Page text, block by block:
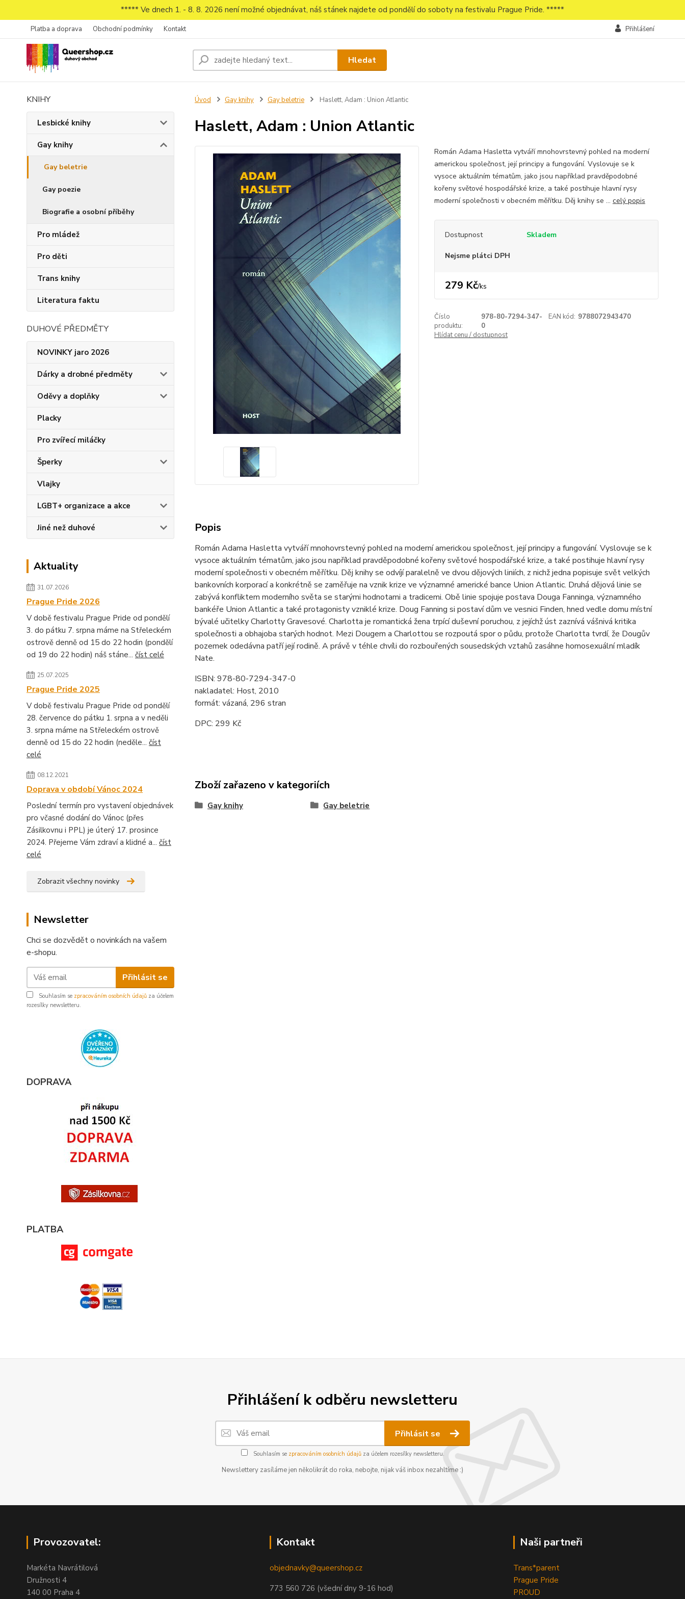
***** Ve dnech 1. - 8. 8. 2026 není možné objednávat, náš stánek najdete od pondělí do soboty na festivalu Prague Pride. *****
Platba a doprava Obchodní podmínky Kontakt Přihlášení
Hledat
KNIHY
Lesbické knihy
Gay knihy
Gay beletrie
Gay poezie
Biografie a osobní příběhy
Pro mládež
Pro děti
Trans knihy
Literatura faktu
DUHOVÉ PŘEDMĚTY
NOVINKY jaro 2026
Dárky a drobné předměty
Oděvy a doplňky
Placky
Pro zvířecí miláčky
Šperky
Vlajky
LGBT+ organizace a akce
Jiné než duhové
Aktuality
31.07.2026
Prague Pride 2026
V době festivalu Prague Pride od pondělí
3. do pátku 7. srpna máme na Střeleckém
ostrově denně od 15 do 22 hodin (pondělí
od 19 do 22 hodin) náš stáne... číst celé
25.07.2025
Prague Pride 2025
V době festivalu Prague Pride od pondělí
28. července do pátku 1. srpna a v neděli
3. srpna máme na Střeleckém ostrově
denně od 15 do 22 hodin (neděle... číst
celé
08.12.2021
Doprava v období Vánoc 2024
Poslední termín pro vystavení objednávek
pro včasné dodání do Vánoc (přes
Zásilkovnu i PPL) je úterý 17. prosince
2024. Přejeme Vám zdraví a klidné a... číst
celé
Zobrazit všechny novinky
Newsletter
Chci se dozvědět o novinkách na vašem
e-shopu.
Přihlásit se
Souhlasím se zpracováním osobních údajů za účelem
rozesílky newsletteru.
DOPRAVA
PLATBA
Úvod Gay knihy Gay beletrie Haslett, Adam : Union Atlantic
Haslett, Adam : Union Atlantic
Román Adama Hasletta vytváří mnohovrstevný pohled na moderní
americkou společnost, její principy a fungování. Vyslovuje se k
vysoce aktuálním tématům, jako jsou například pravděpodobné
kořeny světové hospodářské krize, a také postihuje hlavní rysy
moderní společnosti v obecném měřítku. Děj knihy se ... celý popis
Dostupnost Skladem
Nejsme plátci DPH
279 Kč/ks
Číslo
produktu:
978-80-7294-347-
0
EAN kód: 9788072943470
Hlídat cenu / dostupnost
Popis
Román Adama Hasletta vytváří mnohovrstevný pohled na moderní americkou společnost, její principy a fungování. Vyslovuje se k
vysoce aktuálním tématům, jako jsou například pravděpodobné kořeny světové hospodářské krize, a také postihuje hlavní rysy
moderní společnosti v obecném měřítku. Děj knihy se odvíjí paralelně ve dvou dějových liniích, z nichž jedna popisuje svět velkých
bankovních korporací a konkrétně se zaměřuje na vznik krize ve významné americké bance Union Atlantic. Druhá dějová linie se
zabývá konfliktem moderního světa se starými hodnotami a tradicemi. Obě linie spojuje postava Douga Fanninga, významného
bankéře Union Atlantic a také protagonisty vzniklé krize. Doug Fanning si postaví dům ve vesnici Finden, hned vedle domu místní
bývalé učitelky Charlotty Gravesové. Charlotta je romantická žena trpící duševní poruchou, z jejíchž úst zaznívá vášnivá kritika
společnosti a obhajoba starých hodnot. Mezi Dougem a Charlottou se rozpoutá spor o půdu, protože Charlotta tvrdí, že Dougův
pozemek odedávna patří její rodině. A právě v téhle chvíli do rozbouřených sousedských vztahů zasáhne homosexuální mladík
Nate.
ISBN: 978-80-7294-347-0
nakladatel: Host, 2010
formát: vázaná, 296 stran
DPC: 299 Kč
Zboží zařazeno v kategoriích
Gay knihy Gay beletrie
Přihlášení k odběru newsletteru
Přihlásit se
Souhlasím se zpracováním osobních údajůza účelem rozesílky newsletteru.
Newslettery zasíláme jen několikrát do roka, nebojte, nijak váš inbox nezahltíme :)
Provozovatel:
Markéta Navrátilová
Družnosti 4
140 00 Praha 4
Kontakt
objednavky@queershop.cz
773 560 726 (všední dny 9-16 hod)
Naši partneři
Trans*parent
Prague Pride
PROUD